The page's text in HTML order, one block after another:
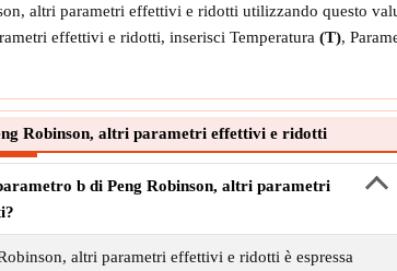
altri parametri effettivi e ridotti utilizzando questo
effettivi e ridotti, inserisci Temperatura (T),
Robinson, altri parametri effettivi e ridotti
b di Peng Robinson, altri parametri
altri parametri effettivi e ridotti è espressa